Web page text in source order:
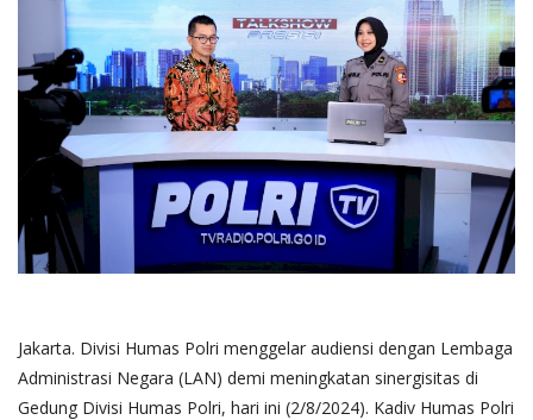
Jakarta. Divisi Humas Polri menggelar audiensi dengan Lembaga
Administrasi Negara (LAN) demi meningkatan sinergisitas di
Gedung Divisi Humas Polri, hari ini (2/8/2024). Kadiv Humas Polri